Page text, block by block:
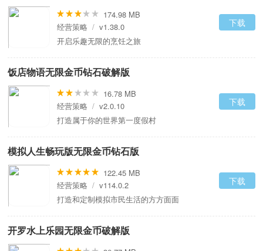
174.98 MB
经营策略 / v1.38.0
开启乐趣无限的烹饪之旅
下载
饭店物语无限金币钻石破解版
16.78 MB
经营策略 / v2.0.10
打造属于你的世界第一度假村
下载
模拟人生畅玩版无限金币钻石版
122.45 MB
经营策略 / v114.0.2
打造和定制模拟市民生活的方方面面
下载
开罗水上乐园无限金币破解版